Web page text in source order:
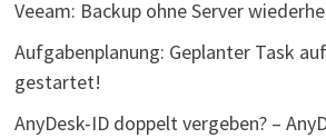
Veeam: Backup ohne Server
Aufgabenplanung: Geplanter Task
gestartet!
AnyDesk-ID doppelt vergeben? –